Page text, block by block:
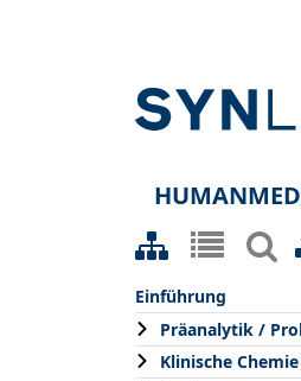
Einführung
Präanalytik /
Klinische Chemie